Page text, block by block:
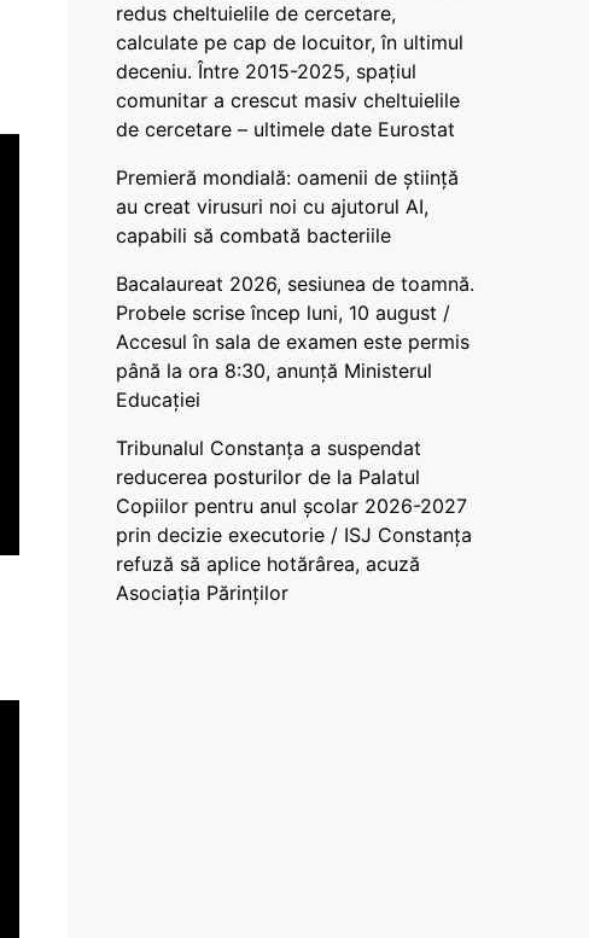
redus cheltuielile de cercetare,
calculate pe cap de locuitor, în ultimul
deceniu. Între 2015-2025, spațiul
comunitar a crescut masiv cheltuielile
de cercetare – ultimele date Eurostat
Premieră mondială: oamenii de știință
au creat virusuri noi cu ajutorul AI,
capabili să combată bacteriile
Bacalaureat 2026, sesiunea de toamnă.
Probele scrise încep luni, 10 august /
Accesul în sala de examen este permis
până la ora 8:30, anunță Ministerul
Educației
Tribunalul Constanța a suspendat
reducerea posturilor de la Palatul
Copiilor pentru anul școlar 2026-2027
prin decizie executorie / ISJ Constanța
refuză să aplice hotărârea, acuză
Asociația Părinților